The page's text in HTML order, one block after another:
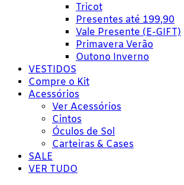
Tricot
Presentes até 199,90
Vale Presente (E-GIFT)
Primavera Verão
Outono Inverno
VESTIDOS
Compre o Kit
Acessórios
Ver Acessórios
Cintos
Óculos de Sol
Carteiras & Cases
SALE
VER TUDO